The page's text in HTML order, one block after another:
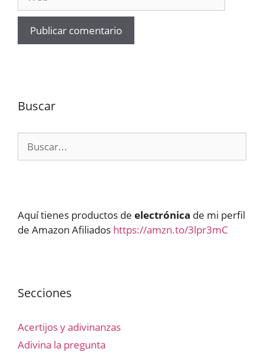
Buscar
Aquí tienes productos de electrónica de mi perfil
de Amazon Afiliados https://amzn.to/3lpr3mC
Secciones
Acertijos y adivinanzas
Adivina la pregunta